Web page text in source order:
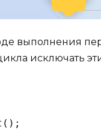
выполнения
исключать